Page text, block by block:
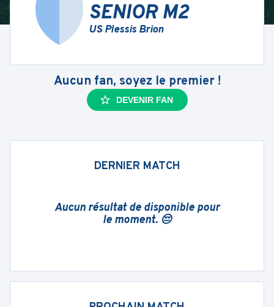
SENIOR M2
US Plessis Brion
Aucun fan, soyez le premier !
DEVENIR FAN
DERNIER MATCH
Aucun résultat de disponible pour
le moment. 😔